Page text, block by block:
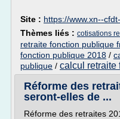
Site : https://www.xn--
Thèmes liés : cotisations
retraite fonction publique
fonction publique 2018 /
publique / calcul retraite
Réforme des
seront-elles de ...
Réforme des retraites